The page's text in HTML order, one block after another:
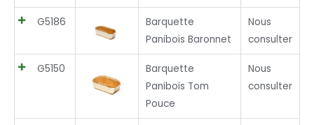
G5186
Barquette
Panibois Baronnet
Nous
consulter
G5150
Barquette
Panibois Tom
Pouce
Nous
consulter